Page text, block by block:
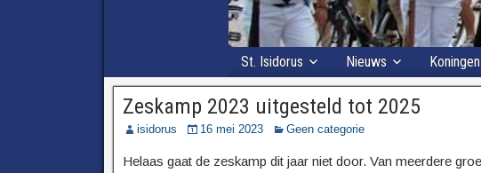
St. Isidorus Nieuws Koningen
Zeskamp 2023 uitgesteld tot 2025
isidorus 16 mei 2023 Geen categorie
Helaas gaat de zeskamp dit jaar niet door. Van meerdere